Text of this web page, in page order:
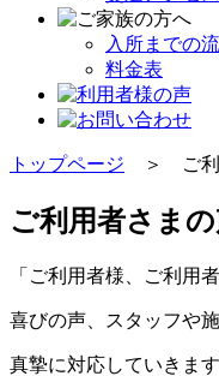
入所までの
料金表
トップページ ＞ ご利
ご利用者さま
「ご利用者様、ご利用
喜びの声、スタッフや
真摯に対応していきま